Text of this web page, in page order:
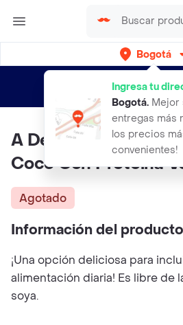
Bogotá
Ingresa tu
Bogotá. Mejor
entregas más
los precios
convenientes!
envíos gratis por
A De Coco Alimento
Coco Con Proteína
Agotado
Información del producto
¡Una opción deliciosa para
alimentación diaria! Es libre de
soya.